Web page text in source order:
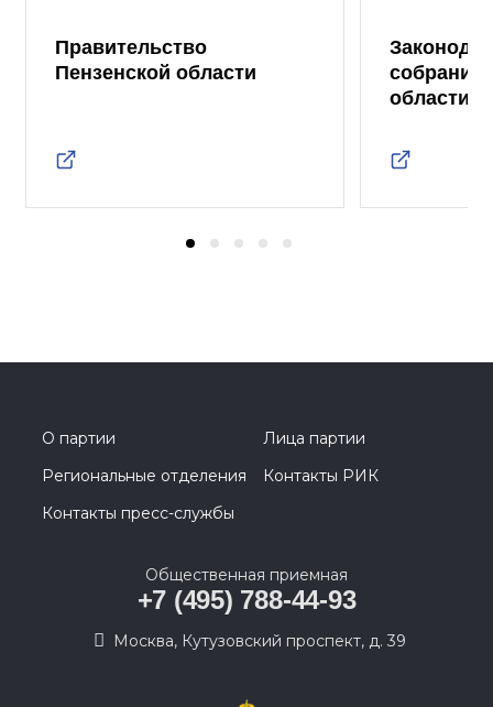
Правительство
Пензенской области
собрание
области
О партии
Лица партии
Региональные отделения
Контакты РИК
Контакты пресс-службы
Общественная приемная
+7 (495) 788-44-93
Москва, Кутузовский проспект, д. 39